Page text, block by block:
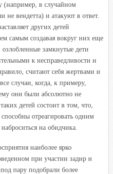
(например, в случайном
не вендетта) и атакуют в ответ.
других детей
самым создавая вокруг них еще
замкнутые дети
к несправедливости и
считают себя жертвами и
случаи, когда, к примеру,
они были абсолютно не
детей состоит в том, что,
отреагировать одним
на обидчика.
наиболее ярко
при участии задир и
пару подобрали более